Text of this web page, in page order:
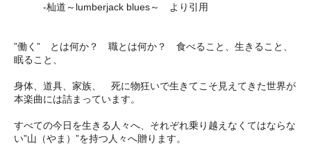
-杣道～lumberjack blues～ より引用
”働く” とは何か？ 職とは何か？ 食べること、生きること、
眠ること、
身体、道具、家族、 死に物狂いで生きてこそ見えてきた世界が
本楽曲には詰まっています。
すべての今日を生きる人々へ、それぞれ乗り越えなくてはならな
い”山（やま）”を持つ人々へ贈ります。